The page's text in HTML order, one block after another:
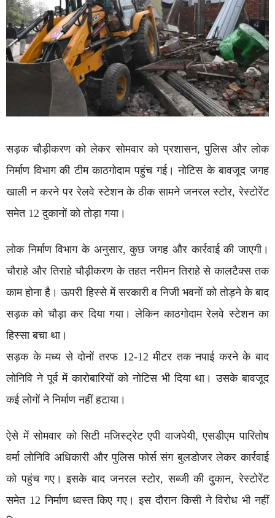
सड़क चौड़ीकरण को लेकर सोमवार को प्रशासन, पुलिस और लोक
निर्माण विभाग की टीम काठगोदाम पहुंच गई। नोटिस के बावजूद जगह
खाली न करने पर रेलवे स्टेशन के ठीक सामने जनरल स्टोर, रेस्टोरेंट
समेत 12 दुकानों को तोड़ा गया।
लोक निर्माण विभाग के अनुसार, कुछ जगह और कार्रवाई की जाएगी।
चौराहे और तिराहे चौड़ीकरण के तहत नरीमन तिराहे से कालटैक्स तक
काम होना है। ऊपरी हिस्से में सरकारी व निजी भवनों को तोड़ने के बाद
सड़क को चौड़ा कर दिया गया। लेकिन काठगोदाम रेलवे स्टेशन का
हिस्सा बचा था।
सड़क के मध्य से दोनों तरफ 12-12 मीटर तक नपाई करने के बाद
लोनिवि ने पूर्व में कारोबारियों को नोटिस भी दिया था। उसके बावजूद
कई लोगों ने निर्माण नहीं हटाया।
ऐसे में सोमवार को सिटी मजिस्ट्रेट एपी वाजपेयी, एसडीएम पारितोष
वर्मा लोनिवि अधिकारी और पुलिस फोर्स संग बुलडोजर लेकर कार्रवाई
को पहुंच गए। इसके बाद जनरल स्टोर, सब्जी की दुकान, रेस्टोरेंट
समेत 12 निर्माण ध्वस्त किए गए। इस दौरान किसी ने विरोध भी नहीं